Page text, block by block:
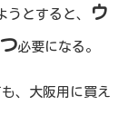
とすると、
ウ
必要になる。
、大阪用に買え